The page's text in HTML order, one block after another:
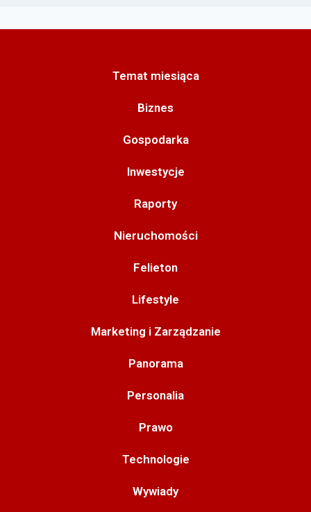
Temat miesiąca
Biznes
Gospodarka
Inwestycje
Raporty
Nieruchomości
Felieton
Lifestyle
Marketing i Zarządzanie
Panorama
Personalia
Prawo
Technologie
Wywiady